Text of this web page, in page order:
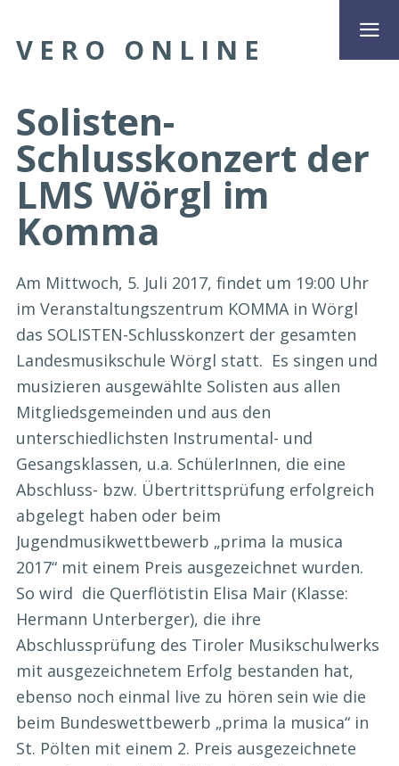
VERO ONLINE
Solisten-
Schlusskonzert der
LMS Wörgl im
Komma
Am Mittwoch, 5. Juli 2017, findet um 19:00 Uhr
im Veranstaltungszentrum KOMMA in Wörgl
das SOLISTEN-Schlusskonzert der gesamten
Landesmusikschule Wörgl statt. Es singen und
musizieren ausgewählte Solisten aus allen
Mitgliedsgemeinden und aus den
unterschiedlichsten Instrumental- und
Gesangsklassen, u.a. SchülerInnen, die eine
Abschluss- bzw. Übertrittsprüfung erfolgreich
abgelegt haben oder beim
Jugendmusikwettbewerb „prima la musica
2017“ mit einem Preis ausgezeichnet wurden.
So wird die Querflötistin Elisa Mair (Klasse:
Hermann Unterberger), die ihre
Abschlussprüfung des Tiroler Musikschulwerks
mit ausgezeichnetem Erfolg bestanden hat,
ebenso noch einmal live zu hören sein wie die
beim Bundeswettbewerb „prima la musica“ in
St. Pölten mit einem 2. Preis ausgezeichnete